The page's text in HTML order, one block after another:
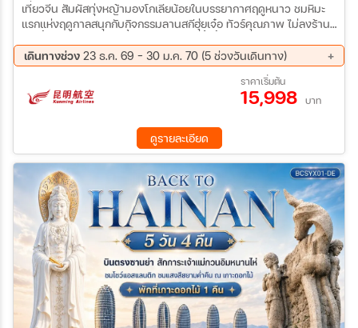
เที่ยวจีน สัมผัสทุ่งหญ้ามองโกเลียน้อยในบรรยากาศฤดูหนาว ชมหิมะ
แรกแห่งฤดูกาลสนุกกับกิจกรรมลานสกีฮุ่ยเจ๋อ ทัวร์คุณภาพ ไม่ลงร้าน
เดินทางช่วง 23 ธ.ค. 69 - 30 ม.ค. 70 (5 ช่วงวันเดินทาง)
29 ธ.ค. 69 - 01 ม.ค. 70
13 ม.ค. 70 - 16 ม.ค. 70
20 ม.ค. 70 - 23 ม.ค. 70
27 ม.ค. 70 - 30 ม.ค. 70
ราคาเริ่มต้น
15,998 บาท
ดูรายละเอียด